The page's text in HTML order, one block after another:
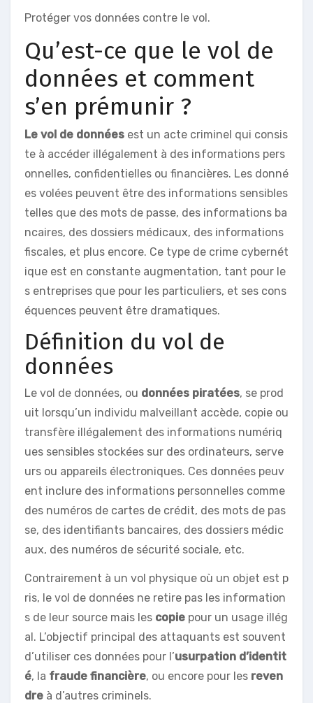
Protéger vos données contre le vol.
Qu’est-ce que le vol de
données et comment
s’en prémunir ?
Le vol de données est un acte criminel qui consis
te à accéder illégalement à des informations pers
onnelles, confidentielles ou financières. Les donné
es volées peuvent être des informations sensibles
telles que des mots de passe, des informations ba
ncaires, des dossiers médicaux, des informations
fiscales, et plus encore. Ce type de crime cybernét
ique est en constante augmentation, tant pour le
s entreprises que pour les particuliers, et ses cons
équences peuvent être dramatiques.
Définition du vol de
données
Le vol de données, ou données piratées, se prod
uit lorsqu’un individu malveillant accède, copie ou
transfère illégalement des informations numériq
ues sensibles stockées sur des ordinateurs, serve
urs ou appareils électroniques. Ces données peuv
ent inclure des informations personnelles comme
des numéros de cartes de crédit, des mots de pas
se, des identifiants bancaires, des dossiers médic
aux, des numéros de sécurité sociale, etc.
Contrairement à un vol physique où un objet est p
ris, le vol de données ne retire pas les information
s de leur source mais les copie pour un usage illég
al. L’objectif principal des attaquants est souvent
d’utiliser ces données pour l’usurpation d’identit
é, la fraude financière, ou encore pour les reven
dre à d’autres criminels.